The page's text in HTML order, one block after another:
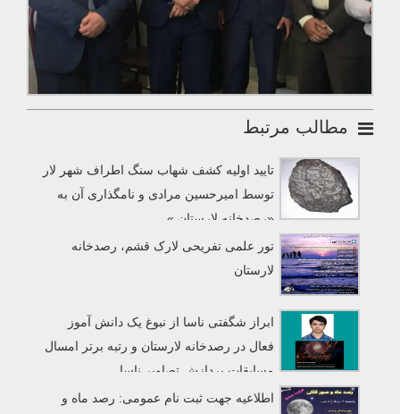
مطالب مرتبط
تایید اولیه کشف شهاب سنگ اطراف شهر لار
توسط امیرحسین مرادی و نامگذاری آن به
«رصدخانه لارستان »
تور علمی تفریحی لارک قشم، رصدخانه
لارستان
ابراز شگفتی ناسا از نبوغ یک دانش آموز
فعال در رصدخانه لارستان و رتبه برتر امسال
مسابقات پردازش تصاویر ناسا
اطلاعیه جهت ثبت نام عمومی: رصد ماه و